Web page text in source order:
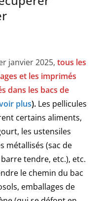
janvier 2025, tous les
et les imprimés
dans les bacs de
plus). Les pellicules
certains aliments,
les ustensiles
métallisés (sac de
tendre, etc.), etc.
le chemin du bac
emballages de